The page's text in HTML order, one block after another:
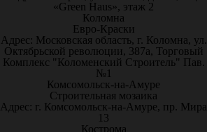
«Green Haus», этаж 2
Коломна
Евро-Краски
Адрес: Московская область, г. Коломна, ул.
Октябрьской революции, 387а, Торговый
Комплекс "Коломенский Строитель" Пав.
№1
Комсомольск-на-Амуре
Строительная мозаика
Адрес: г. Комсомольск-на-Амуре, пр. Мира
13
Кострома